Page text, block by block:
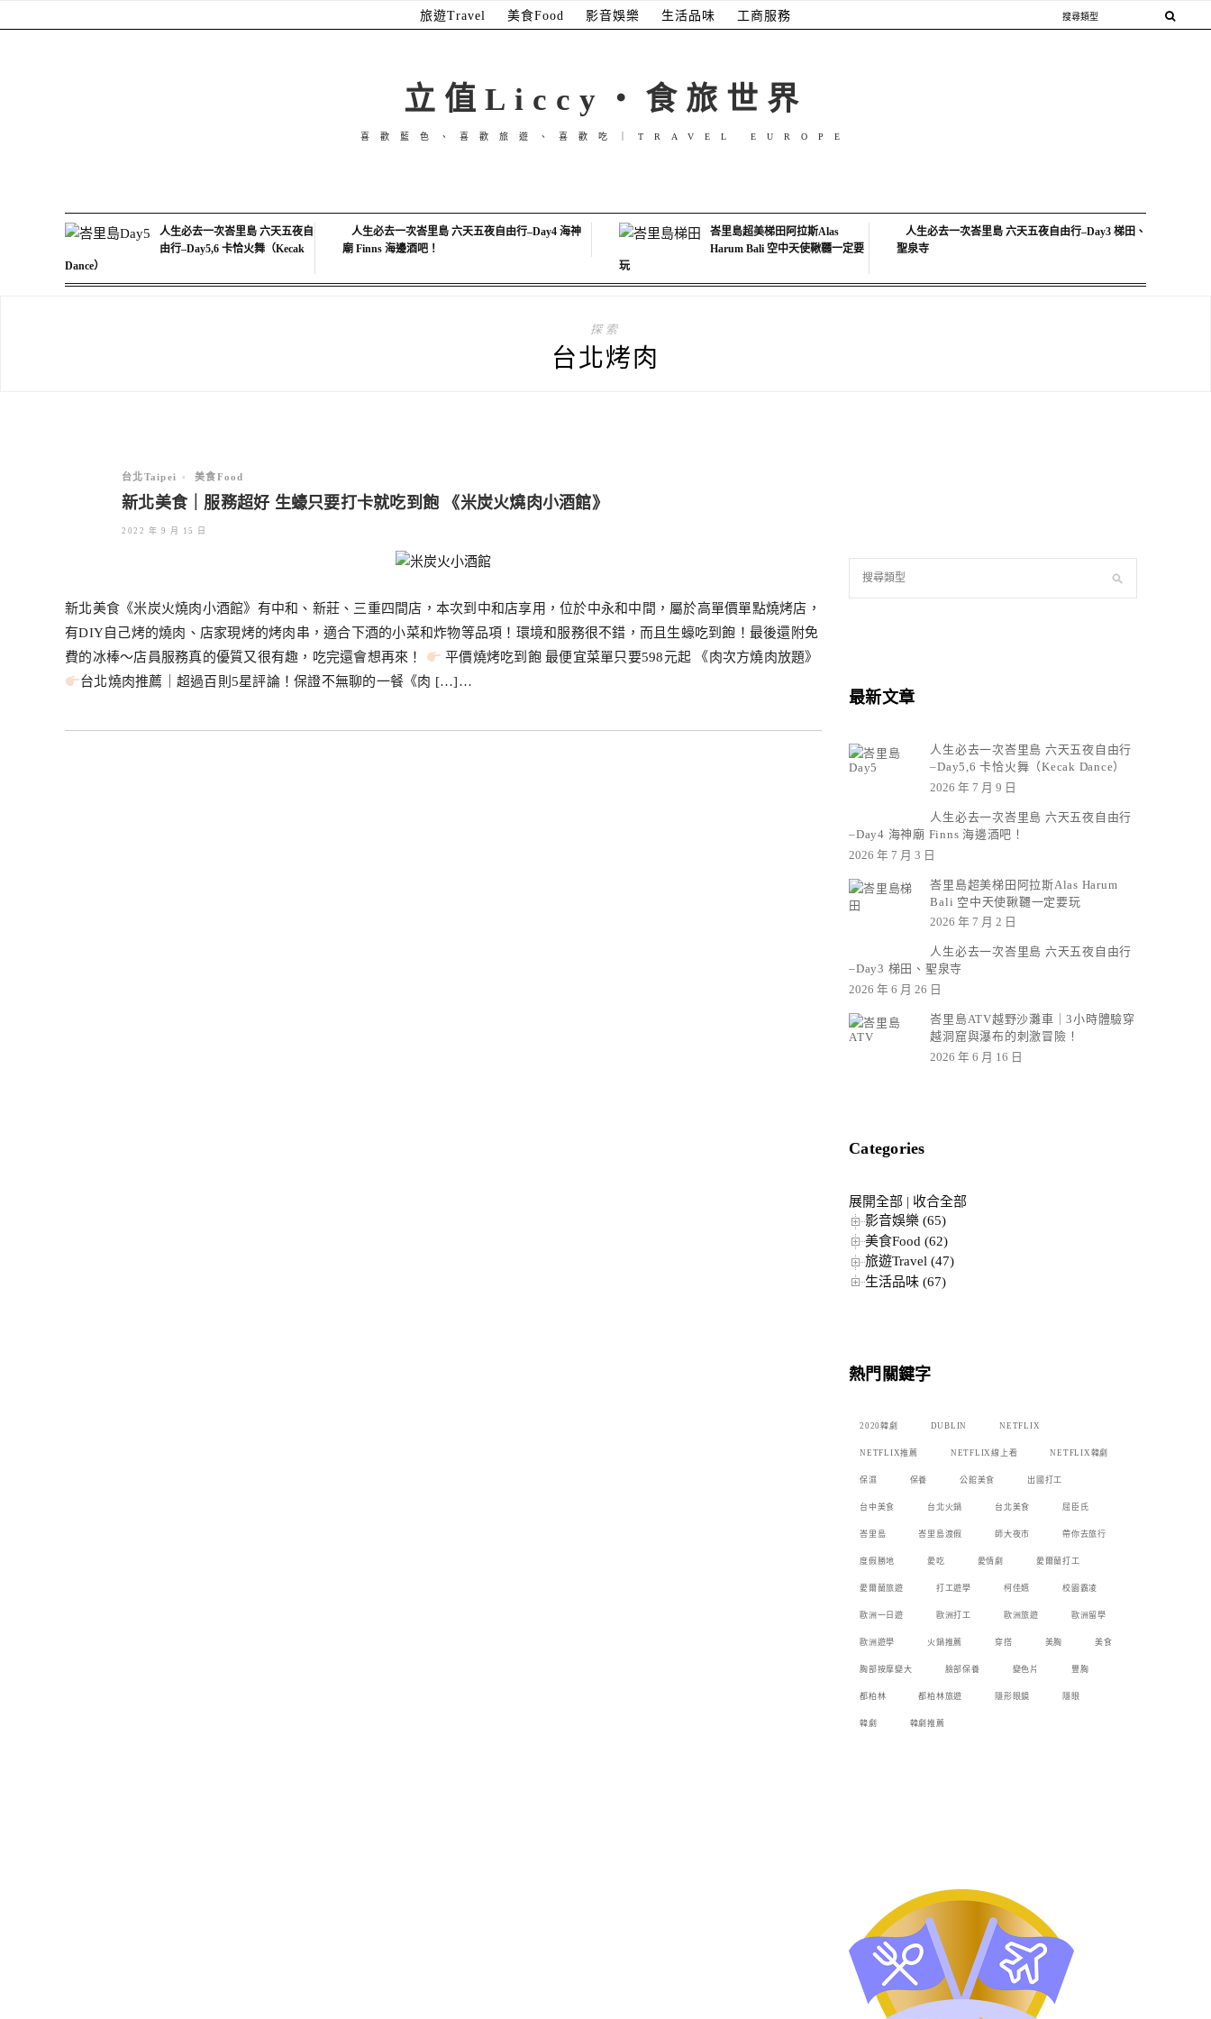
旅遊Travel 美食Food 影音娛樂 生活品味 工商服務
立值Liccy・食旅世界
喜歡藍色、喜歡旅遊、喜歡吃｜TRAVEL EUROPE
人生必去一次峇里島 六天五夜自
由行–Day5,6 卡恰火舞（Kecak
Dance）
人生必去一次峇里島 六天五夜自由行–Day4 海神
廟 Finns 海邊酒吧！
峇里島超美梯田阿拉斯Alas
Harum Bali 空中天使鞦韆一定要
玩
人生必去一次峇里島 六天五夜自由行–Day3 梯田、
聖泉寺
探索
台北烤肉
台北Taipei • 美食Food
新北美食｜服務超好 生蠔只要打卡就吃到飽 《米炭火燒肉小酒館》
2022 年 9 月 15 日
新北美食《米炭火燒肉小酒館》有中和、新莊、三重四間店，本次到中和店享用，位於中永和中間，屬於高單價單點燒烤店，
有DIY自己烤的燒肉、店家現烤的烤肉串，適合下酒的小菜和炸物等品項！環境和服務很不錯，而且生蠔吃到飽！最後還附免
費的冰棒～店員服務真的優質又很有趣，吃完還會想再來！
平價燒烤吃到飽 最便宜菜單只要598元起 《肉次方燒肉放題》
台北燒肉推薦｜超過百則5星評論！保證不無聊的一餐《肉 […]…
最新文章
人生必去一次峇里島 六天五夜自由行
–Day5,6 卡恰火舞（Kecak Dance）
2026 年 7 月 9 日
人生必去一次峇里島 六天五夜自由行
–Day4 海神廟 Finns 海邊酒吧！
2026 年 7 月 3 日
峇里島超美梯田阿拉斯Alas Harum
Bali 空中天使鞦韆一定要玩
2026 年 7 月 2 日
人生必去一次峇里島 六天五夜自由行
–Day3 梯田、聖泉寺
2026 年 6 月 26 日
峇里島ATV越野沙灘車｜3小時體驗穿
越洞窟與瀑布的刺激冒險！
2026 年 6 月 16 日
Categories
展開全部 | 收合全部
影音娛樂 (65)
美食Food (62)
旅遊Travel (47)
生活品味 (67)
熱門關鍵字
2020韓劇 DUBLIN NETFLIX
NETFLIX推薦 NETFLIX線上看 NETFLIX韓劇
保濕 保養 公館美食 出國打工
台中美食 台北火鍋 台北美食 屈臣氏
峇里島 峇里島渡假 師大夜市 帶你去旅行
度假勝地 愛吃 愛情劇 愛爾蘭打工
愛爾蘭旅遊 打工遊學 柯佳嬿 校園霸凌
歐洲一日遊 歐洲打工 歐洲旅遊 歐洲留學
歐洲遊學 火鍋推薦 穿搭 美胸 美食
胸部按摩變大 臉部保養 變色片 豐胸
都柏林 都柏林旅遊 隱形眼鏡 隱眼
韓劇 韓劇推薦